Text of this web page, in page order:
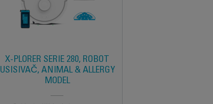
X-PLORER SERIE 280, ROBOT
USISIVAČ, ANIMAL & ALLERGY
MODEL